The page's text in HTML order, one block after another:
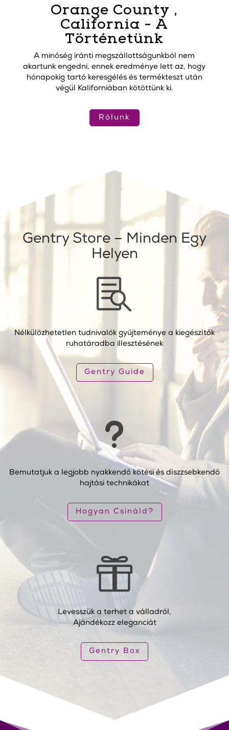
Orange County ,
California - A
Történetünk
A minőség iránti megszállottságunkból nem
akartunk engedni, ennek eredménye lett az, hogy
hónapokig tartó keresgélés és termékteszt után
végül Kaliforniában kötöttünk ki.
Rólunk
Gentry Store – Minden Egy
Helyen

Nélkülözhetetlen tudnivalók gyűjteménye a kiegészítők
ruhatáradba illesztésének
Gentry Guide
u
Bemutatjuk a legjobb nyakkendő kötési és díszzsebkendő
hajtási technikákat
Hogyan Csináld?

Levesszük a terhet a válladról,
Ajándékozz eleganciát
Gentry Box